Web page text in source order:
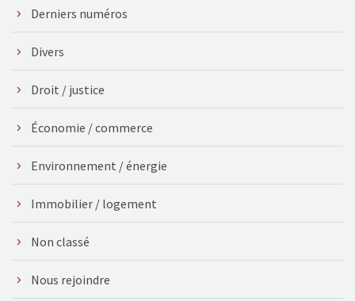
Derniers numéros
Divers
Droit / justice
Économie / commerce
Environnement / énergie
Immobilier / logement
Non classé
Nous rejoindre